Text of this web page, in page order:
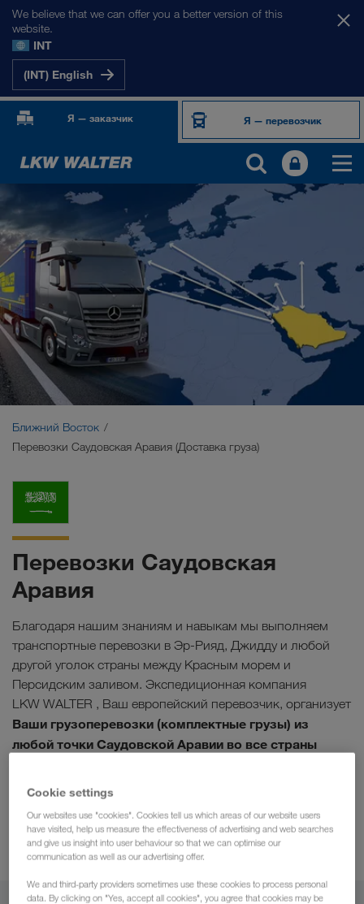
We believe that we can offer you a better version of this
website.
INT
(INT) English
Я — заказчик Я — перевозчик
НАШИ РЫНКИ
Европа
Центральная Азия
Россия
Ближний Восток
Северная Африка
Ближний Восток
Перевозки Саудовская Аравия (Доставка груза)
Перевозки Саудовская
Аравия
Благодаря нашим знаниям и навыкам мы выполняем
транспортные перевозки в Эр-Рияд, Джидду и любой
другой уголок страны между Красным морем и
Персидским заливом. Экспедиционная компания
LKW WALTER , Ваш европейский перевозчик, организует
Ваши грузоперевозки (комплектные грузы) из
любой точки Саудовской Аравии во все страны
современные системы спутниковой навигации
безупречный процесс перевозки
Кроме этого, ощутите преимуществаоптимальных
сроков доставки благодаря безупречной логистике
Cookie settings
Our websites use "cookies". Cookies tell us which areas of our website users
have visited, help us measure the effectiveness of advertising and web searches
and give us insight into user behaviour so that we can optimise our
communication as well as our advertising offer.
We and third-party providers sometimes use these cookies to process personal
data. By clicking on "Yes, accept all cookies", you agree that cookies may be